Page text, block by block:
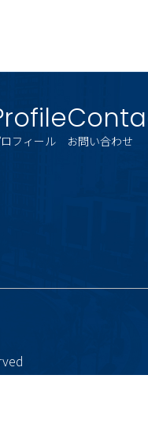
フィール お問い合わせ